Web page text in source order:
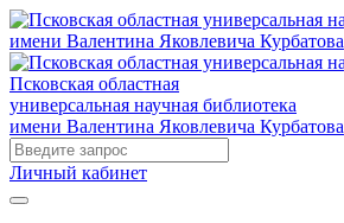
Псковская областная
универсальная научная библиотека
имени Валентина Яковлевича Курбатова
Личный кабинет